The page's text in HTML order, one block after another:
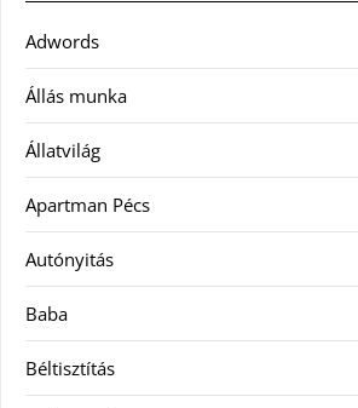
Adwords
Állás munka
Állatvilág
Apartman Pécs
Autónyitás
Baba
Béltisztítás